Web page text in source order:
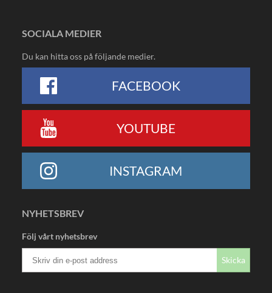
SOCIALA MEDIER
Du kan hitta oss på följande medier.
FACEBOOK
YOUTUBE
INSTAGRAM
NYHETSBREV
Följ vårt nyhetsbrev
Skicka